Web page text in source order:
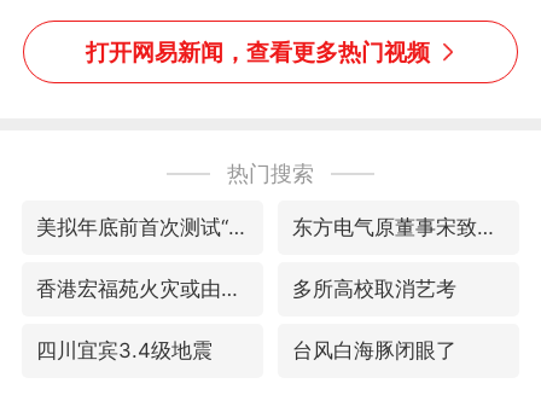
奏感拉满 网友：怎么做
到又舞又武的？
捡，我踢你捡吗
打开网易新闻，查看更多热门视频
热门搜索
美拟年底前首次测试“金穹”反导系统 东方电气原董事宋致远被查
香港宏福苑火灾或由烟头引起 多所高校取消艺考
四川宜宾3.4级地震 台风白海豚闭眼了